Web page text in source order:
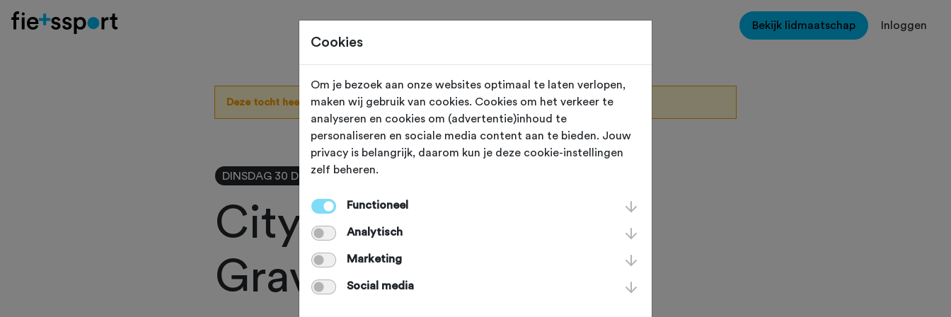
Bekijk lidmaatschap Inloggen
Deze tocht heeft reeds plaatsgevonden op 30-12-2025.
DINSDAG 30 DEC 2025 Groenlo (Gelderland)
CityLido Klassieker,
Graveltocht 2025
Cookies
Om je bezoek aan onze websites optimaal te laten verlopen,
maken wij gebruik van cookies. Cookies om het verkeer te
analyseren en cookies om (advertentie)inhoud te
personaliseren en sociale media content aan te bieden. Jouw
privacy is belangrijk, daarom kun je deze cookie-instellingen
zelf beheren.
Functioneel
Analytisch
Marketing
Social media